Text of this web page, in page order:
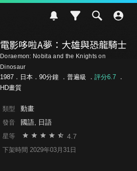
電影哆啦A夢：大雄與恐龍騎士
Doraemon: Nobita and the Knights on
Dinosaur
1987．日本．90分鐘 ． 普遍級 ． 評分6.7．
HD畫質
類型 動畫
發音 國語, 日語
星等 4.7
下架時間 2029年03月31日